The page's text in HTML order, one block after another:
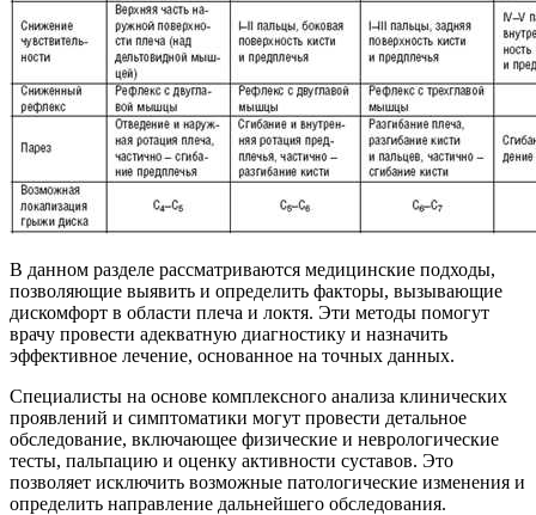
В данном разделе рассматриваются медицинские подходы,
позволяющие выявить и определить факторы, вызывающие
дискомфорт в области плеча и локтя. Эти методы помогут
врачу провести адекватную диагностику и назначить
эффективное лечение, основанное на точных данных.
Специалисты на основе комплексного анализа клинических
проявлений и симптоматики могут провести детальное
обследование, включающее физические и неврологические
тесты, пальпацию и оценку активности суставов. Это
позволяет исключить возможные патологические изменения и
определить направление дальнейшего обследования.